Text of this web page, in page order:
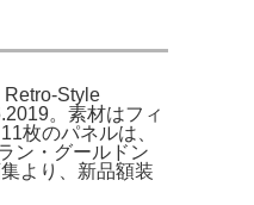
Style
。素材はフィ
枚のパネルは、
ン・グールドン
より、新品額装